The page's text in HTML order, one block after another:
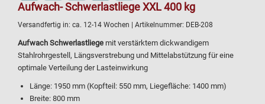
Aufwach- Schwerlastliege XXL 400 kg
Versandfertig in: ca. 12-14 Wochen | Artikelnummer: DEB-208
Aufwach Schwerlastliege mit verstärktem dickwandigem
Stahlrohrgestell, Längsverstrebung und Mittelabstützung für eine
optimale Verteilung der Lasteinwirkung
Länge: 1950 mm (Kopfteil: 550 mm, Liegefläche: 1400 mm)
Breite: 800 mm